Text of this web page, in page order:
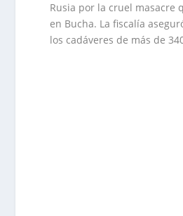
Rusia por la cruel masacre
en Bucha. La fiscalía
los cadáveres de más de